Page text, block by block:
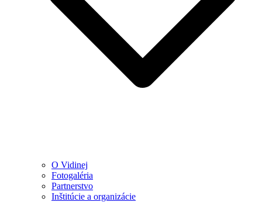
O Vidinej
Fotogaléria
Partnerstvo
Inštitúcie a organizácie